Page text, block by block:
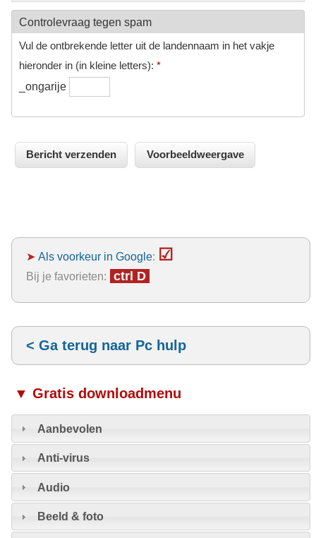
Controlevraag tegen spam
Vul de ontbrekende letter uit de landennaam in het vakje
hieronder in (in kleine letters): *
_ongarije
➤ Als voorkeur in Google: ☑
Bij je favorieten: ctrl D
< Ga terug naar Pc hulp
▼ Gratis downloadmenu
Aanbevolen
Anti-virus
Audio
Beeld & foto